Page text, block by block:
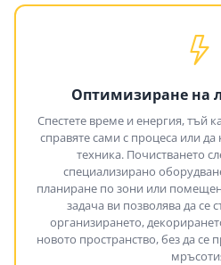
Оптимизиране на
Спестете време и енергия, тъй
справяте сами с процеса или
техника. Почистването
специализирано
планиране по зони или
задача ви позволява да се
организирането,
новото пространство, без да се